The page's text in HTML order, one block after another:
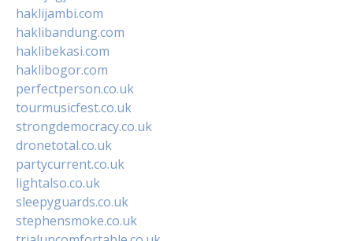
haklijambi.com
haklibandung.com
haklibekasi.com
haklibogor.com
perfectperson.co.uk
tourmusicfest.co.uk
strongdemocracy.co.uk
dronetotal.co.uk
partycurrent.co.uk
lightalso.co.uk
sleepyguards.co.uk
stephensmoke.co.uk